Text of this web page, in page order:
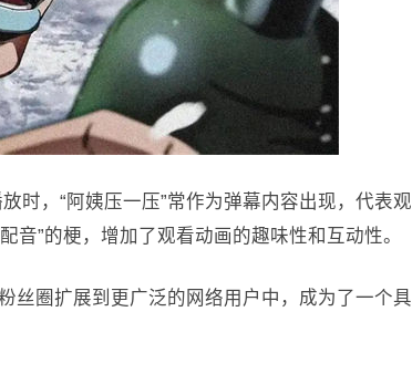
时，“阿姨压一压”常作为弹幕内容出现，代表观
音”的梗，增加了观看动画的趣味性和互动性。
丝圈扩展到更广泛的网络用户中，成为了一个具